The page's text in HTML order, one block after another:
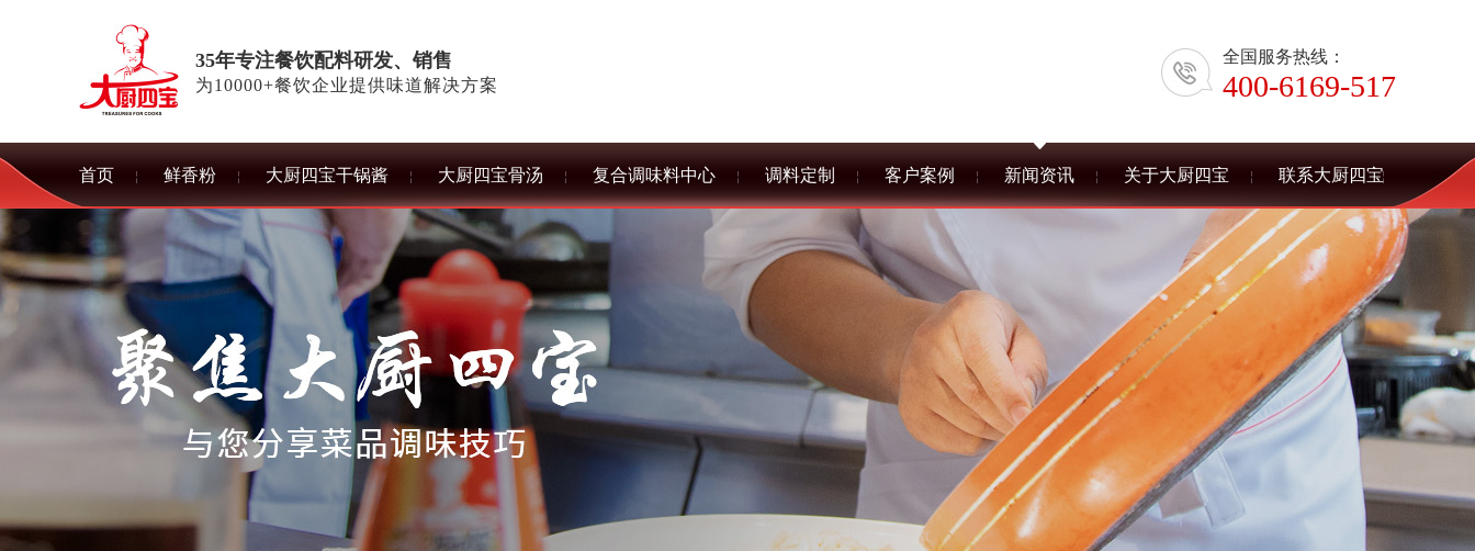
35年专注餐饮配料研发、销售
为10000+餐饮企业提供味道解决方案
全国服务热线：
400-6169-517
首页 鲜香粉 大厨四宝干锅酱 大厨四宝骨汤 复合调味料中心 调料定制 客户案例 新闻资讯 关于大厨四宝 联系大厨四宝